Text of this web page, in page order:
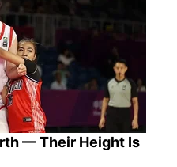
— Their Height Is